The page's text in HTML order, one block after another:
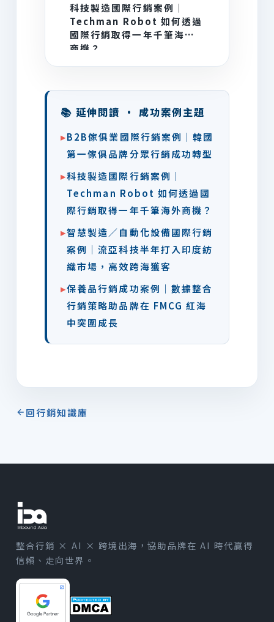
科技製造國際行銷案例｜
Techman Robot 如何透過
國際行銷取得一年千筆海外
商機？
📚 延伸閱讀 · 成功案例主題
▸B2B傢俱業國際行銷案例｜韓國
第一傢俱品牌分眾行銷成功轉型
▸科技製造國際行銷案例｜
Techman Robot 如何透過國
際行銷取得一年千筆海外商機？
▸智慧製造／自動化設備國際行銷
案例｜流亞科技半年打入印度紡
織市場，高效跨海獲客
▸保養品行銷成功案例｜數據整合
行銷策略助品牌在 FMCG 紅海
中突圍成長
回行銷知識庫
整合行銷 × AI × 跨境出海，協助品牌在 AI 時代贏得
信賴、走向世界。